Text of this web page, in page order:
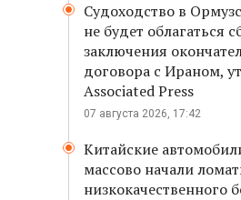
Судоходство в
не будет облагаться
заключения
договора с Ираном,
Associated Press
07 августа 2026, 17:42
Китайские
массово начали
низкокачественного